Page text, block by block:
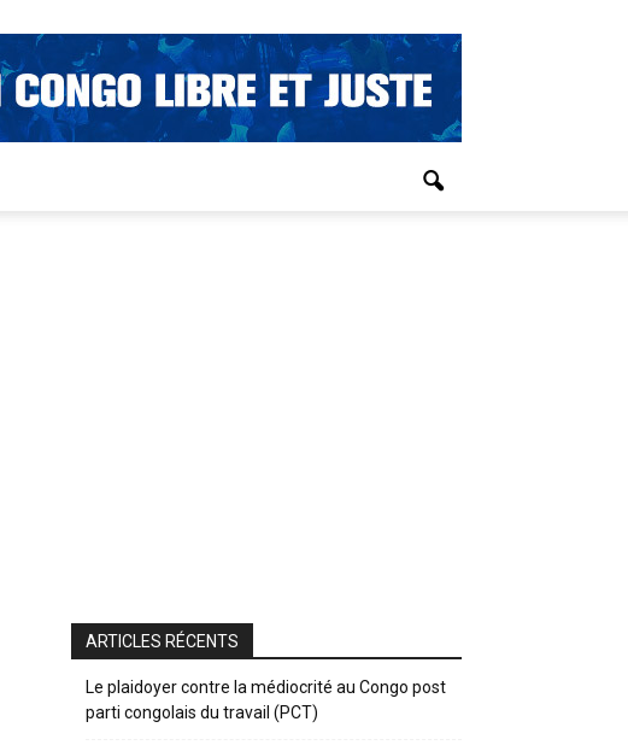
ARTICLES RÉCENTS
Le plaidoyer contre la médiocrité au Congo post
parti congolais du travail (PCT)